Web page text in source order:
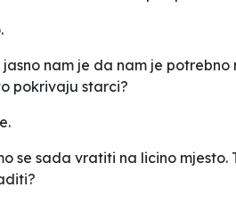
jasno nam je da nam je
pokrivaju starci?
se sada vratiti na licino mjesto.